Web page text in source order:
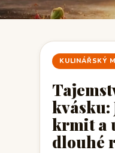
KULINÁŘSKÝ
kvásku:
krmit a
dlouhé